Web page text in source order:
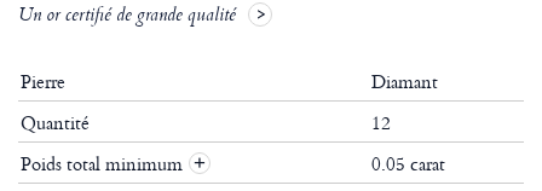
Un or certifié de grande qualité
Pierre
Diamant
Quantité
12
Poids total minimum + 0.05 carat